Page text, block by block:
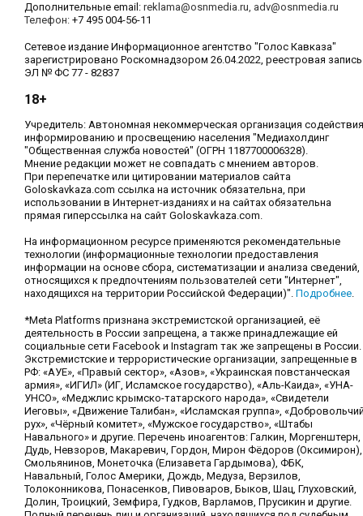
Дополнительные email: reklama@osnmedia.ru, adv@osnmedia.ru
Телефон: +7 495 004-56-11
Сетевое издание Информационное агентство "Голос Кавказа"
зарегистрировано Роскомнадзором 26.04.2022, реестровая запись
ЭЛ № ФС 77 - 82837
18+
Учредитель: Автономная некоммерческая организация содействия
информированию и просвещению населения "Медиахолдинг
"Общественная служба новостей" (ОГРН 1187700006328).
Мнение редакции может не совпадать с мнением авторов.
При перепечатке или цитировании материалов сайта
Goloskavkaza.com ссылка на источник обязательна, при
использовании в Интернет-изданиях и на сайтах обязательна
прямая гиперссылка на сайт Goloskavkaza.com.
На информационном ресурсе применяются рекомендательные
технологии (информационные технологии предоставления
информации на основе сбора, систематизации и анализа сведений,
относящихся к предпочтениям пользователей сети "Интернет",
находящихся на территории Российской Федерации)". Подробнее.
*Meta Platforms признана экстремистской организацией, её
деятельность в России запрещена, а также принадлежащие ей
социальные сети Facebook и Instagram так же запрещены в России.
Экстремистские и террористические организации, запрещенные в
РФ: «АУЕ», «Правый сектор», «Азов», «Украинская повстанческая
армия», «ИГИЛ» (ИГ, Исламское государство), «Аль-Каида», «УНА-
УНСО», «Меджлис крымско-татарского народа», «Свидетели
Иеговы», «Движение Талибан», «Исламская группа»,
рух», «Чёрный комитет», «Мужское государство», «Штабы
Навального» и другие. Перечень иноагентов: Галкин, Моргенштерн,
Дудь, Невзоров, Макаревич, Гордон, Мирон Фёдоров (Оксимирон),
Смольянинов, Монеточка (Елизавета Гардымова), ФБК,
Навальный, Голос Америки, Дождь, Медуза, Верзилов,
Толоконникова, Понасенков, Пивоваров, Быков, Шац, Глуховский,
Долин, Троицкий, Земфира, Гудков, Варламов, Прусикин и другие.